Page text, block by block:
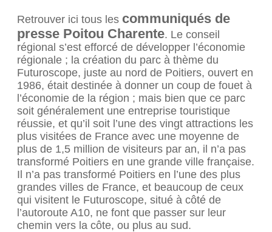
Retrouver ici tous les communiqués de
presse Poitou Charente. Le conseil
régional s’est efforcé de développer l’économie
régionale ; la création du parc à thème du
Futuroscope, juste au nord de Poitiers, ouvert en
1986, était destinée à donner un coup de fouet à
l’économie de la région ; mais bien que ce parc
soit généralement une entreprise touristique
réussie, et qu’il soit l’une des vingt attractions les
plus visitées de France avec une moyenne de
plus de 1,5 million de visiteurs par an, il n’a pas
transformé Poitiers en une grande ville française.
Il n’a pas transformé Poitiers en l’une des plus
grandes villes de France, et beaucoup de ceux
qui visitent le Futuroscope, situé à côté de
l’autoroute A10, ne font que passer sur leur
chemin vers la côte, ou plus au sud.